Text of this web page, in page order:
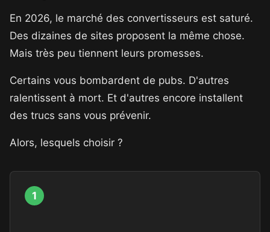
En 2026, le marché des convertisseurs est saturé.
Des dizaines de sites proposent la même chose.
Mais très peu tiennent leurs promesses.
Certains vous bombardent de pubs. D'autres
ralentissent à mort. Et d'autres encore installent
des trucs sans vous prévenir.
Alors, lesquels choisir ?
1